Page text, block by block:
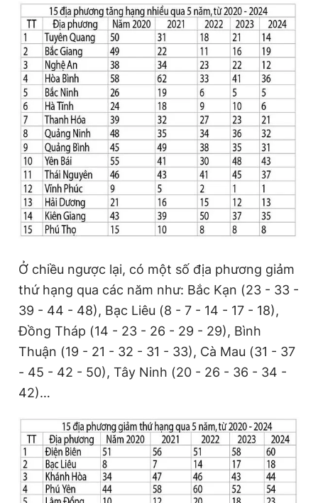
Ở chiều ngược lại, có một số địa phương giảm
thứ hạng qua các năm như: Bắc Kạn (23 - 33 -
39 - 44 - 48), Bạc Liêu (8 - 7 - 14 - 17 - 18),
Đồng Tháp (14 - 23 - 26 - 29 - 29), Bình
Thuận (19 - 21 - 32 - 31 - 33), Cà Mau (31 - 37
- 45 - 42 - 50), Tây Ninh (20 - 26 - 36 - 34 -
42)…